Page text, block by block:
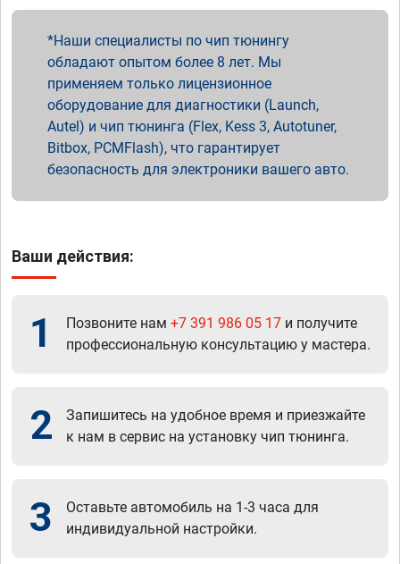
Наши специалисты по чип тюнингу
обладают опытом более 8 лет. Мы
применяем только лицензионное
оборудование для диагностики (Launch,
Autel) и чип тюнинга (Flex, Kess 3, Autotuner,
Bitbox, PCMFlash), что гарантирует
безопасность для электроники вашего авто.
Ваши действия:
1 Позвоните нам +7 391 986 05 17 и получите
профессиональную консультацию у мастера.
2
Запишитесь на удобное время и приезжайте
к нам в сервис на установку чип тюнинга.
3
Оставьте автомобиль на 1-3 часа для
индивидуальной настройки.